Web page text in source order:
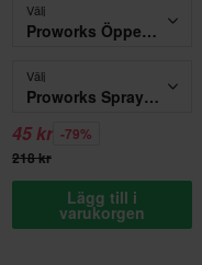
Välj
Proworks Öppen Verktygslåda
Välj
Proworks Sprayflaskehållare Svart
45 kr -79%
218 kr
Lägg till i
varukorgen